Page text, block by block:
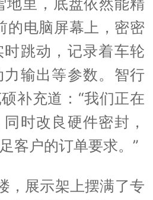
地里，底盘依然能精
的电脑屏幕上，密密
跳动，记录着车轮
输出等参数。智行
补充道：“我们正在
时改良硬件密封，
客户的订单要求。”
，展示架上摆满了专